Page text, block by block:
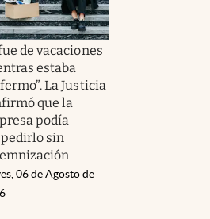
de vacaciones
estaba
La Justicia
que la
podía
sin
06 de Agosto de